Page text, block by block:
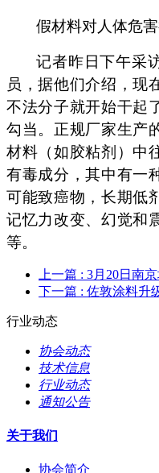
假材料对人体危
记者昨日下午采
员，据他们介绍，现
不法分子就开始干起
勾当。正规厂家生产
材料（如胶粘剂）中
有毒成分，其中有一
可能致癌物，长期低
记忆力改变、幻觉和
等。
上一篇 : 3月20日南
下一篇 : 佐敦涂料升
行业动态
协会动态
技术信息
行业动态
通知公告
关于我们
协会简介